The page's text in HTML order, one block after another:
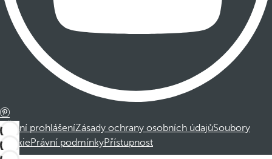
Právní prohlášeníZásady ochrany osobních údajůSoubory
cookiePrávní podmínkyPřístupnost